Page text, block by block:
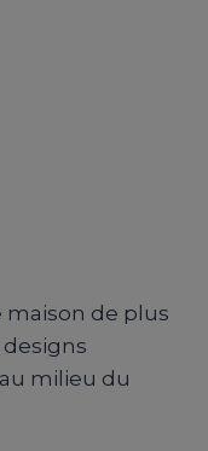
maison de plus
designs
milieu du